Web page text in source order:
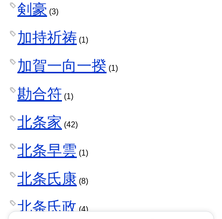
剣豪 (3)
加持祈祷 (1)
加賀一向一揆 (1)
勘合符 (1)
北条家 (42)
北条早雲 (1)
北条氏康 (8)
北条氏政(4)